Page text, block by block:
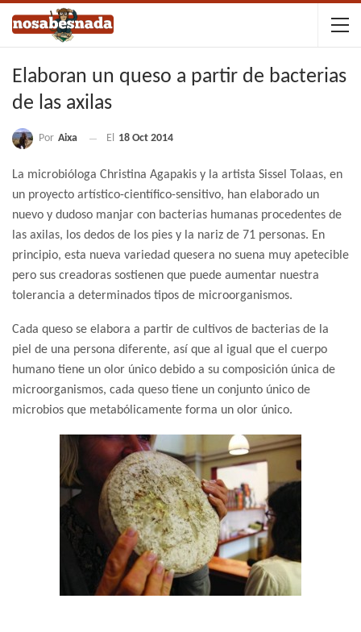
Elaboran un queso a partir de bacterias
de las axilas
Por Aixa El 18 Oct 2014
La microbióloga Christina Agapakis y la artista Sissel Tolaas, en
un proyecto artístico-científico-sensitivo, han elaborado un
nuevo y dudoso manjar con bacterias humanas procedentes de
las axilas, los dedos de los pies y la nariz de 71 personas. En
principio, esta nueva variedad quesera no suena muy apetecible
pero sus creadoras sostienen que puede aumentar nuestra
tolerancia a determinados tipos de microorganismos.
Cada queso se elabora a partir de cultivos de bacterias de la
piel de una persona diferente, así que al igual que el cuerpo
humano tiene un olor único debido a su composición única de
microorganismos, cada queso tiene un conjunto único de
microbios que metabólicamente forma un olor único.